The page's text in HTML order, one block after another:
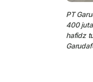
PT
400
hafidz